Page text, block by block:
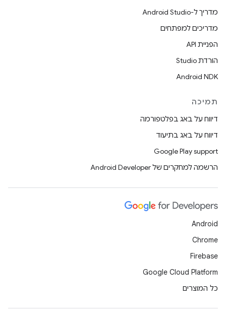
מדריך ל-Android Studio
מדריכים למפתחים
הפניית API
הורדת Studio
Android NDK
תמיכה
דיווח על באג בפלטפורמה
דיווח על באג בתיעוד
Google Play support
הרשמה למחקרים של Android Developer
Android
Chrome
Firebase
Google Cloud Platform
כל המוצרים